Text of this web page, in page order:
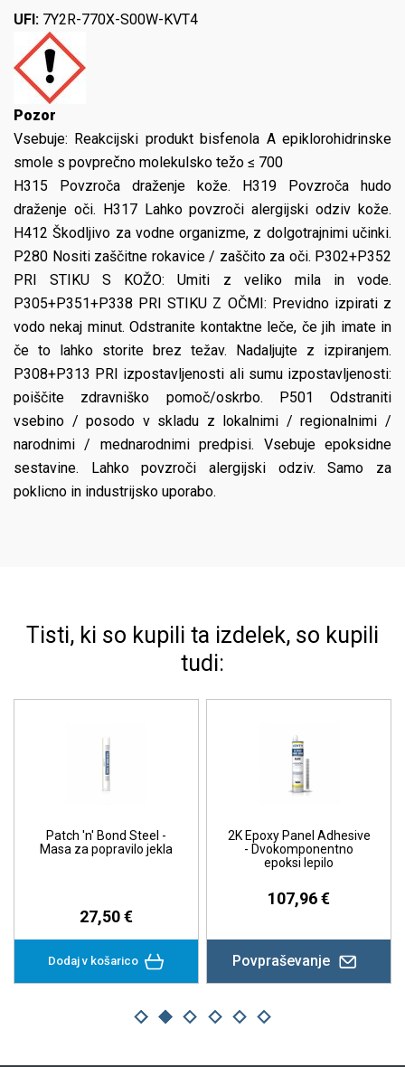
UFI: 7Y2R-770X-S00W-KVT4
Pozor
Vsebuje: Reakcijski produkt bisfenola A epiklorohidrinske
smole s povprečno molekulsko težo ≤ 700
H315 Povzroča draženje kože. H319 Povzroča hudo
draženje oči. H317 Lahko povzroči alergijski odziv kože.
H412 Škodljivo za vodne organizme, z dolgotrajnimi učinki.
P280 Nositi zaščitne rokavice / zaščito za oči. P302+P352
PRI STIKU S KOŽO: Umiti z veliko mila in vode.
P305+P351+P338 PRI STIKU Z OČMI: Previdno izpirati z
vodo nekaj minut. Odstranite kontaktne leče, če jih imate in
če to lahko storite brez težav. Nadaljujte z izpiranjem.
P308+P313 PRI izpostavljenosti ali sumu izpostavljenosti:
poiščite zdravniško pomoč/oskrbo. P501 Odstraniti
vsebino / posodo v skladu z lokalnimi / regionalnimi /
narodnimi / mednarodnimi predpisi. Vsebuje epoksidne
sestavine. Lahko povzroči alergijski odziv.Samo za
poklicno in industrijsko uporabo.
Tisti, ki so kupili ta izdelek, so kupili
tudi:
Patch 'n' Bond Steel -
Masa za popravilo jekla
27,50 €
Dodaj v košarico
2K Epoxy Panel Adhesive
- Dvokomponentno
epoksi lepilo
107,96 €
Povpraševanje